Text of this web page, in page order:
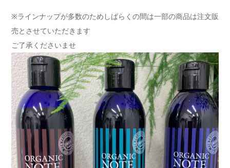
※ラインナップが多数のためしばらくの間は一部の商品は注文販
売とさせていただきます
ご了承くださいませ